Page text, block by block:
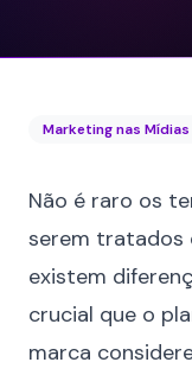
Marketing nas Mídias
Não é raro os
serem tratados
existem
crucial que o
marca